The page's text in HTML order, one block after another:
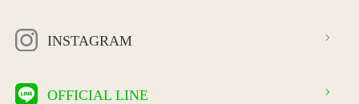
INSTAGRAM
OFFICIAL LINE